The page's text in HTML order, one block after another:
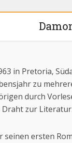
in Pretoria,
zu
durch
zur
ersten